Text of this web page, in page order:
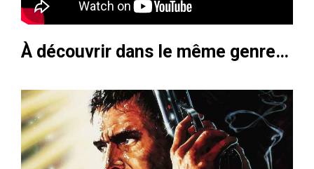
À découvrir dans le même genre…